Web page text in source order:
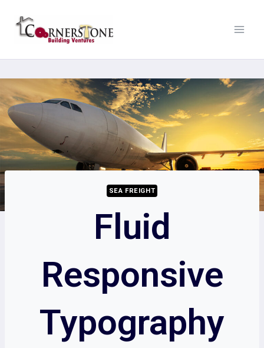
SEA FREIGHT
Fluid
Responsive
Typography